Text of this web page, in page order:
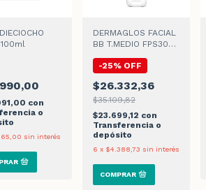
con
o
sin interés
DERMAGLOS FACIAL
BB T.MEDIO FPS30
-25% OFF
$26.332,36
$35.109,82
$23.699,12 con
Transferencia o
depósito
6 x $4.388,73 sin interés